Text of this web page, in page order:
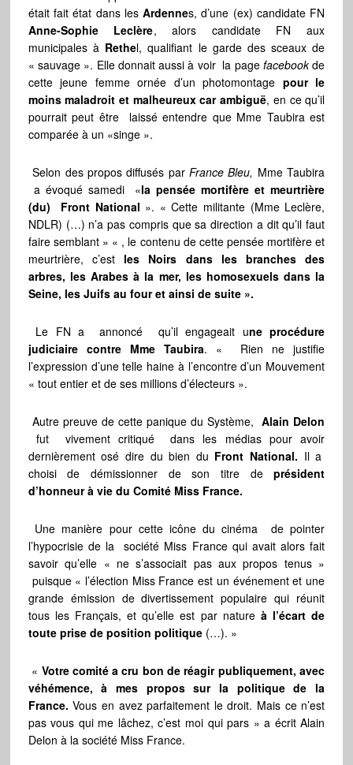
était fait état dans lesArdennes, d’une (ex) candidate FN
Anne-Sophie Leclère, alors candidate FN aux
municipales à Rethel, qualifiant le garde des sceaux de
« sauvage ». Elle donnait aussi à voir la page facebookde
cette jeune femme ornée d’un photomontage pour le
moins maladroit et malheureux car ambiguë, en ce qu’il
pourrait peut être laissé entendre que Mme Taubira est
comparée à un «singe ».
Selon des propos diffusés parFrance Bleu, Mme Taubira
a évoqué samedi «la pensée mortifère et meurtrière
(du) Front National ». « Cette militante (Mme Leclère,
NDLR) (…) n’a pas compris que sa direction a dit qu’il faut
faire semblant » « , le contenu de cette pensée mortifère et
meurtrière, c’est les Noirs dans les branches des
arbres, les Arabes à la mer, les homosexuels dans la
Seine, les Juifs au four et ainsi de suite ».
Le FN a annoncé qu’il engageait une procédure
judiciaire contre Mme Taubira. « Rien ne justifie
l’expression d’une telle haine à l’encontre d’un Mouvement
« tout entier et de ses millions d’électeurs ».
Autre preuve de cette panique du Système,Alain Delon
fut vivement critiqué dans les médias pour avoir
dernièrement osé dire du bien du Front National. Il a
choisi de démissionner de son titre deprésident
d’honneur à vie du Comité Miss France.
Une manière pour cette icône du cinéma de pointer
l’hypocrisie de la société Miss France qui avait alors fait
savoir qu’elle « ne s’associait pas aux propos tenus »
puisque « l’élection Miss France est un événement et une
grande émission de divertissement populaire qui réunit
tous les Français, et qu’elle est par nature à l’écart de
toute prise de position politique(…). »
« Votre comité a cru bon de réagir publiquement, avec
véhémence, à mes propos sur la politique de la
France. Vous en avez parfaitement le droit. Mais ce n’est
pas vous qui me lâchez, c’est moi qui pars » a écrit Alain
Delon à la société Miss France.